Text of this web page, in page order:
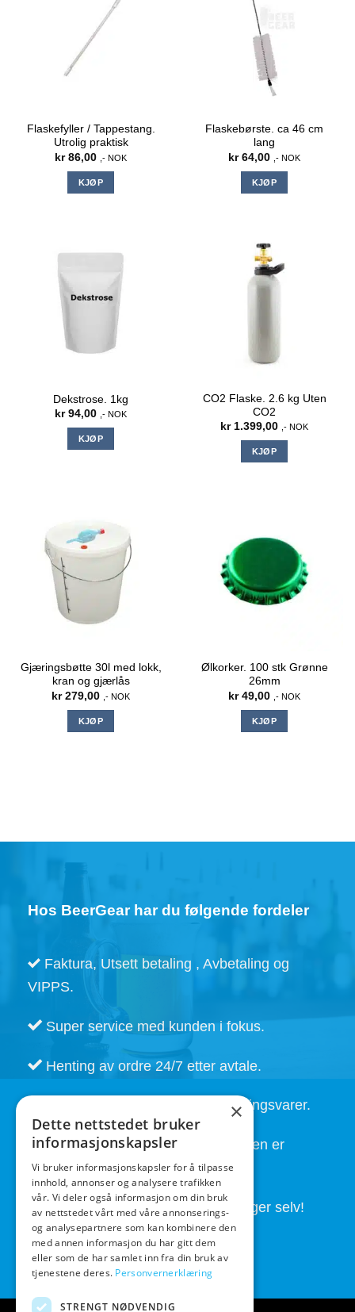
Flaskefyller / Tappestang.
Utrolig praktisk
kr86,00 ,- NOK
KJØP
Flaskebørste. ca 46 cm
lang
kr64,00 ,- NOK
KJØP
Dekstrose. 1kg
kr94,00 ,- NOK
KJØP
CO2 Flaske. 2.6 kg Uten
CO2
kr1.399,00 ,- NOK
KJØP
Gjæringsbøtte 30l med lokk,
kran og gjærlås
kr279,00 ,- NOK
KJØP
Ølkorker. 100 stk Grønne
26mm
kr49,00 ,- NOK
KJØP
Hos BeerGear har du følgende fordeler
Faktura, Utsett betaling , Avbetaling og
VIPPS.
Super service med kunden i fokus.
Henting av ordre 24/7 etter avtale.
Kort leveringstid. Også på bestillingsvarer.
God service også etter at handelen er
fullført.
Butikken drives av folk som brygger selv!
×
Dette nettstedet bruker
informasjonskapsler
Vi bruker informasjonskapsler for å tilpasse
innhold, annonser og analysere trafikken
vår. Vi deler også informasjon om din bruk
av nettstedet vårt med våre annonserings-
og analysepartnere som kan kombinere den
med annen informasjon du har gitt dem
eller som de har samlet inn fra din bruk av
tjenestene deres. Personvernerklæring
STRENGT NØDVENDIG